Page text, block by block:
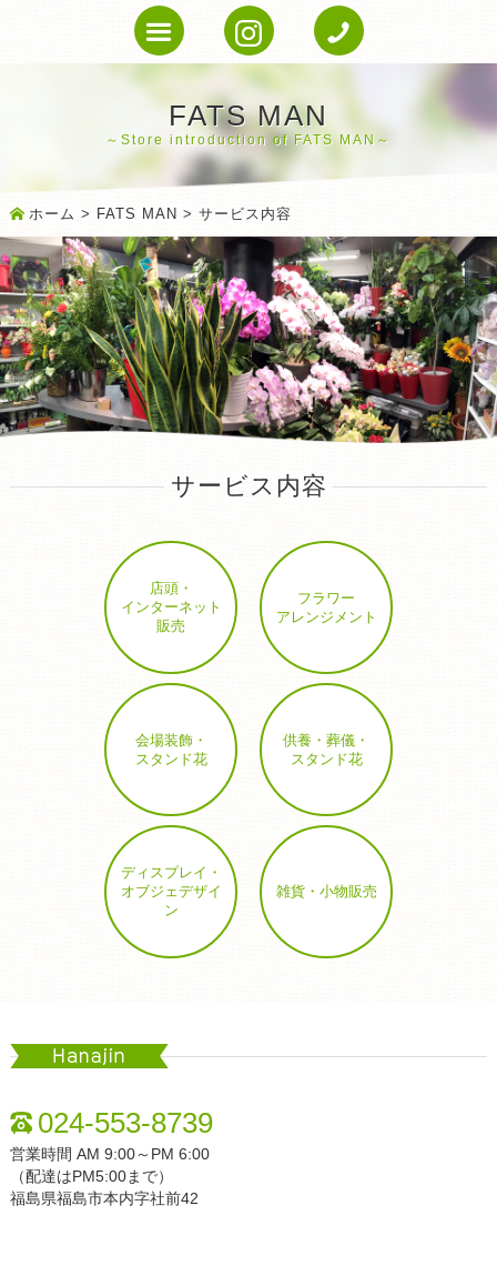
FATS MAN
Store introduction of FATS MAN
ホーム > FATS MAN > サービス内容
サービス内容
店頭・
インターネット
販売
フラワー
アレンジメント
会場装飾・
スタンド花
供養・葬儀・
スタンド花
ディスプレイ・
オブジェデザイ
ン
雑貨・小物販売
Hanajin
024-553-8739
営業時間 AM 9:00～PM 6:00
（配達はPM5:00まで）
福島県福島市本内字社前42